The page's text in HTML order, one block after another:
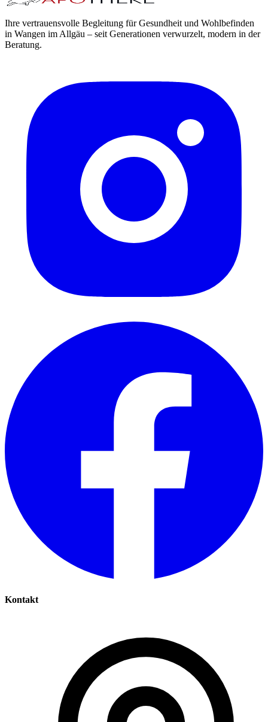
Ihre vertrauensvolle Begleitung für Gesundheit und Wohlbefinden
in Wangen im Allgäu – seit Generationen verwurzelt, modern in der
Beratung.
Kontakt